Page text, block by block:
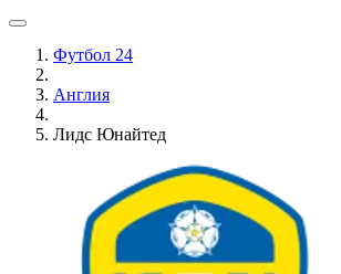
Футбол 24
Англия
Лидс Юнайтед